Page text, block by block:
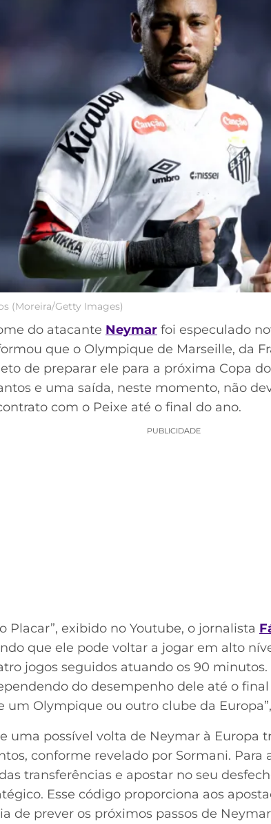
(Moreira/Getty Images)
do atacante Neymar foi especulado
que o Olympique de Marseille, da
de preparar ele para a próxima Copa
e uma saída, neste momento, não
com o Peixe até o final do ano.
PUBLICIDADE
Placar”, exibido no Youtube, o jornalista
que ele pode voltar a jogar em alto
jogos seguidos atuando os 90
do desempenho dele até o
um Olympique ou outro clube da
uma possível volta de Neymar à
conforme revelado por Sormani.
transferências e apostar no seu
Esse código proporciona aos
de prever os próximos passos de